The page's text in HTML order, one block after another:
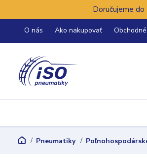
Doručujeme
O nás Ako nakupovať
Pneumatiky